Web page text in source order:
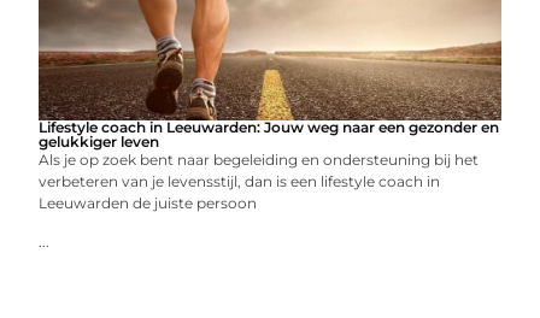
Lifestyle coach in Leeuwarden: Jouw weg naar een gezonder en
gelukkiger leven
Als je op zoek bent naar begeleiding en ondersteuning bij het
verbeteren van je levensstijl, dan is een lifestyle coach in
Leeuwarden de juiste persoon
...